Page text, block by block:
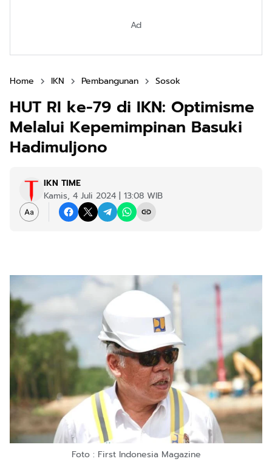
Ad
Home IKN Pembangunan Sosok
HUT RI ke-79 di IKN: Optimisme
Melalui Kepemimpinan Basuki
Hadimuljono
IKN TIME
Kamis, 4 Juli 2024 | 13:08 WIB
Foto : First Indonesia Magazine